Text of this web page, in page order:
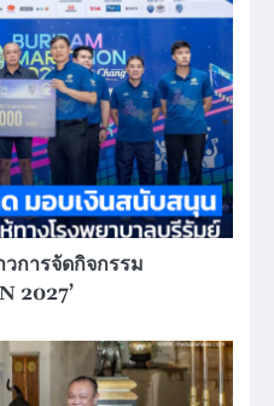
การจัดกิจกรรม
2027’